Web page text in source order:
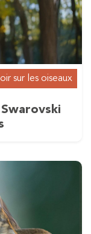
sur les oiseaux